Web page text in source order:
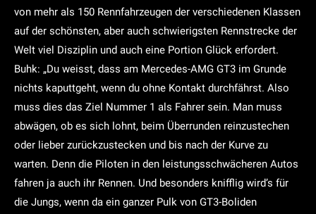
von mehr als 150 Rennfahrzeugen der verschiedenen Klassen
auf der schönsten, aber auch schwierigsten Rennstrecke der
Welt viel Disziplin und auch eine Portion Glück erfordert.
Buhk: „Du weisst, dass am Mercedes-AMG GT3 im Grunde
nichts kaputtgeht, wenn du ohne Kontakt durchfährst. Also
muss dies das Ziel Nummer 1 als Fahrer sein. Man muss
abwägen, ob es sich lohnt, beim Überrunden reinzustechen
oder lieber zurückzustecken und bis nach der Kurve zu
warten. Denn die Piloten in den leistungsschwächeren Autos
fahren ja auch ihr Rennen. Und besonders knifflig wird’s für
die Jungs, wenn da ein ganzer Pulk von GT3-Boliden